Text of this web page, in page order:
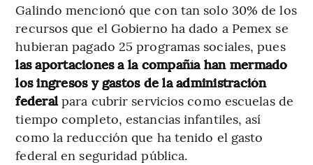
Galindo mencionó que con tan solo 30% de los
recursos que el Gobierno ha dado a Pemex se
hubieran pagado 25 programas sociales, pues
las aportaciones a la compañía han mermado
los ingresos y gastos de la administración
federalpara cubrir servicios como escuelas de
tiempo completo, estancias infantiles, así
como la reducción que ha tenido el gasto
federal en seguridad pública.